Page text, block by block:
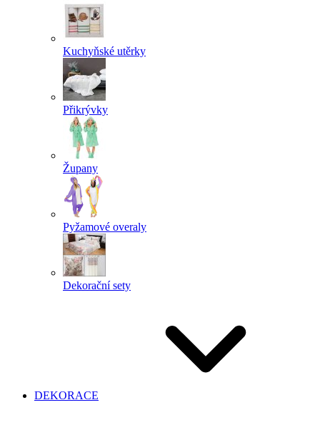
Kuchyňské utěrky
Přikrývky
Župany
Pyžamové overaly
Dekorační sety
DEKORACE